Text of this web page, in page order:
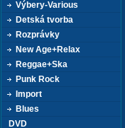
Výbery-Various
Detská tvorba
Rozprávky
New Age+Relax
Reggae+Ska
Punk Rock
Import
Blues
DVD